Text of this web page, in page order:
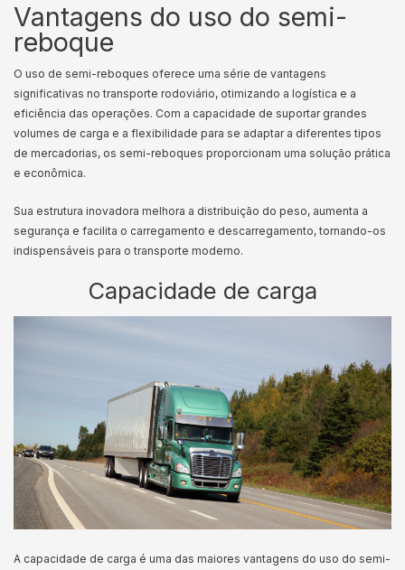
Vantagens do uso do semi-
reboque
O uso de semi-reboques oferece uma série de vantagens
significativas no transporte rodoviário, otimizando a logística e a
eficiência das operações. Com a capacidade de suportar grandes
volumes de carga e a flexibilidade para se adaptar a diferentes tipos
de mercadorias, os semi-reboques proporcionam uma solução prática
e econômica.
Sua estrutura inovadora melhora a distribuição do peso, aumenta a
segurança e facilita o carregamento e descarregamento, tornando-os
indispensáveis para o transporte moderno.
Capacidade de carga
A capacidade de carga é uma das maiores vantagens do uso do semi-